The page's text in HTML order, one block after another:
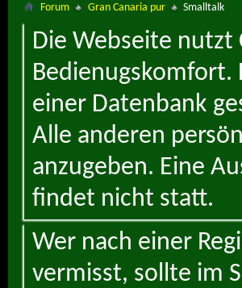
Forum Gran Canaria pur Smalltalk
Die Webseite nutzt
Bedienugskomfort.
einer Datenbank
Alle anderen
anzugeben. Eine
findet nicht statt.
Wer nach einer
vermisst, sollte im